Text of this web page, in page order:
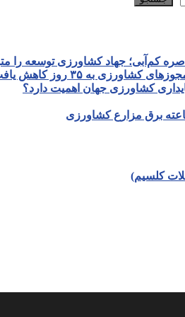
کم‌آبی؛ جهاد کشاورزی توسعه را
به ۳۵ روز کاهش یافت
کشاورزی جهان اهمیت دارد؟
برق مزارع کشاورزی
کلسیم)